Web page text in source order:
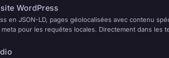
WordPress
en JSON-LD, pages géolocalisées avec contenu
pour les requêtes locales. Directement dans les